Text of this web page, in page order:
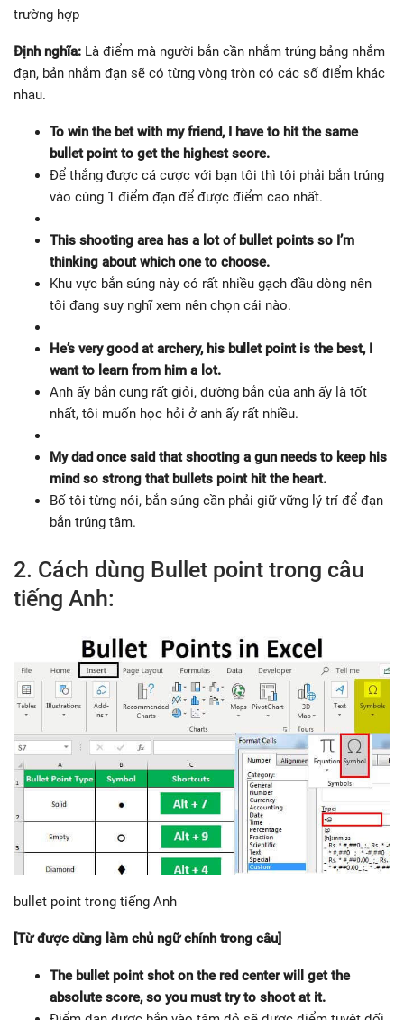
trường hợp
Định nghĩa: Là điểm mà người bắn cần nhắm trúng bảng nhắm
đạn, bản nhắm đạn sẽ có từng vòng tròn có các số điểm khác
nhau.
To win the bet with my friend, I have to hit the same
bullet point to get the highest score.
Để thắng được cá cược với bạn tôi thì tôi phải bắn trúng
vào cùng 1 điểm đạn để được điểm cao nhất.
This shooting area has a lot of bullet points so I’m
thinking about which one to choose.
Khu vực bắn súng này có rất nhiều gạch đầu dòng nên
tôi đang suy nghĩ xem nên chọn cái nào.
He’s very good at archery, his bullet point is the best, I
want to learn from him a lot.
Anh ấy bắn cung rất giỏi, đường bắn của anh ấy là tốt
nhất, tôi muốn học hỏi ở anh ấy rất nhiều.
My dad once said that shooting a gun needs to keep his
mind so strong that bullets point hit the heart.
Bố tôi từng nói, bắn súng cần phải giữ vững lý trí để đạn
bắn trúng tâm.
2. Cách dùng Bullet point trong câu
tiếng Anh:
bullet point trong tiếng Anh
[Từ được dùng làm chủ ngữ chính trong câu]
The bullet point shot on the red center will get the
absolute score, so you must try to shoot at it.